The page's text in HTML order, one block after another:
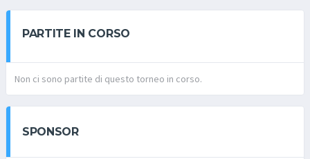
PARTITE IN CORSO
Non ci sono partite di questo torneo in corso.
SPONSOR